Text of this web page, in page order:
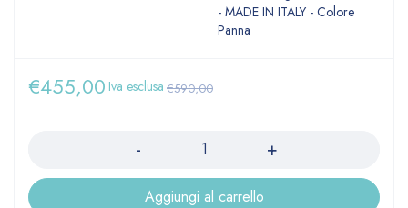
- MADE IN ITALY - Colore
Panna
€590,00
€455,00 Iva esclusa
Aggiungi al carrello